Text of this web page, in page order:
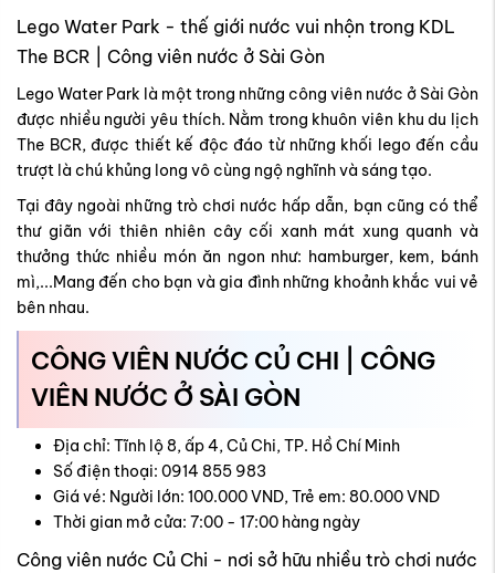
Lego Water Park - thế giới nước vui nhộn trong KDL
The BCR | Công viên nước ở Sài Gòn
Lego Water Park là một trong những công viên nước ở Sài Gòn
được nhiều người yêu thích. Nằm trong khuôn viên khu du lịch
The BCR, được thiết kế độc đáo từ những khối lego đến cầu
trượt là chú khủng long vô cùng ngộ nghĩnh và sáng tạo.
Tại đây ngoài những trò chơi nước hấp dẫn, bạn cũng có thể
thư giãn với thiên nhiên cây cối xanh mát xung quanh và
thưởng thức nhiều món ăn ngon như: hamburger, kem, bánh
mì,...Mang đến cho bạn và gia đình những khoảnh khắc vui vẻ
bên nhau.
CÔNG VIÊN NƯỚC CỦ CHI | CÔNG
VIÊN NƯỚC Ở SÀI GÒN
Địa chỉ: Tĩnh lộ 8, ấp 4, Củ Chi, TP. Hồ Chí Minh
Số điện thoại: 0914 855 983
Giá vé: Người lớn: 100.000 VND, Trẻ em: 80.000 VND
Thời gian mở cửa: 7:00 - 17:00 hàng ngày
Công viên nước Củ Chi - nơi sở hữu nhiều trò chơi nước